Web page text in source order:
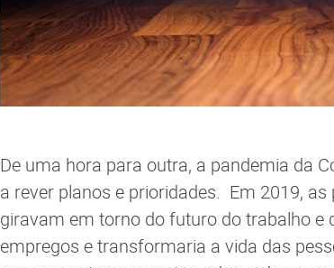
De uma hora para outra, a pandemia da
a rever planos e prioridades. Em 2019,
giravam em torno do futuro do trabalho e
empregos e transformaria a vida das